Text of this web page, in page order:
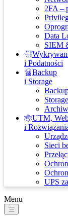
2FA –
Data
SIEM
i Podatności
Backup
i Storage
Storage
UTM,
i
Sieci
UPS
Menu